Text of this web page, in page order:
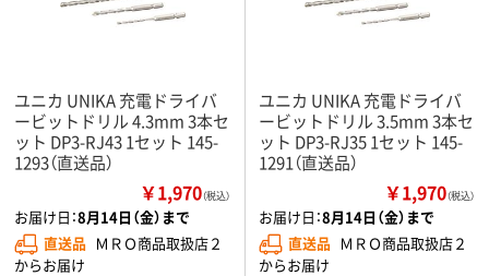
ユニカ UNIKA 充電ドライバ
ービットドリル 4.3mm 3本セ
ット DP3-RJ43 1セット 145-
1293（直送品）
￥1,970（税込）
お届け日：8月14日（金）まで
直送品 ＭＲＯ商品取扱店２
からお届け
ユニカ UNIKA 充電ドライバ
ービットドリル 3.5mm 3本セ
ット DP3-RJ35 1セット 145-
1291（直送品）
￥1,970（税込）
お届け日：8月14日（金）まで
直送品 ＭＲＯ商品取扱店２
からお届け